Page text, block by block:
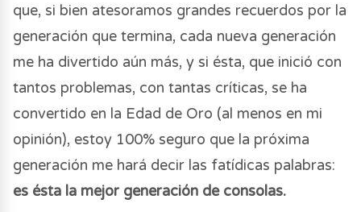
que, si bien atesoramos grandes recuerdos por la
generación que termina, cada nueva generación
me ha divertido aún más, y si ésta, que inició con
tantos problemas, con tantas críticas, se ha
convertido en la Edad de Oro (al menos en mi
opinión), estoy 100% seguro que la próxima
generación me hará decir las fatídicas palabras:
es ésta la mejor generación de consolas.